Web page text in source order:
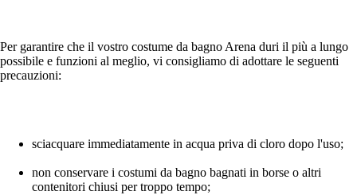
Per garantire che il vostro costume da bagno Arena duri il più a lungo
possibile e funzioni al meglio, vi consigliamo di adottare le seguenti
precauzioni:
sciacquare immediatamente in acqua priva di cloro dopo l'uso;
non conservare i costumi da bagno bagnati in borse o altri
contenitori chiusi per troppo tempo;